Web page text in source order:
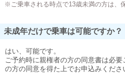
※ご乗車される時点で13歳未満の方は、
未成年だけで乗車は可能ですか？
はい、可能です。
ご予約時に親権者の方の同意書は必
の方の同意を得た上でお申込みくださ